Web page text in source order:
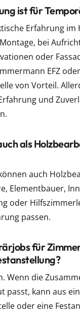
ist für
Erfahrung im
bei
oder
EFZ
von Vorteil.
und
als
auch
Elementbauer,
oder
passen.
für
Wenn die
passt, kann aus
oder eine